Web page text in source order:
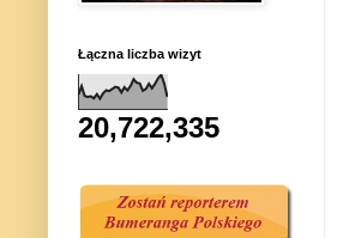
Łączna liczba wizyt
20,722,335